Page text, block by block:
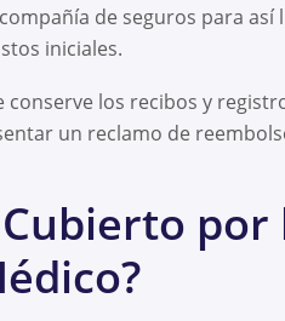
de seguros para
iniciales.
conserve los recibos y
un reclamo de